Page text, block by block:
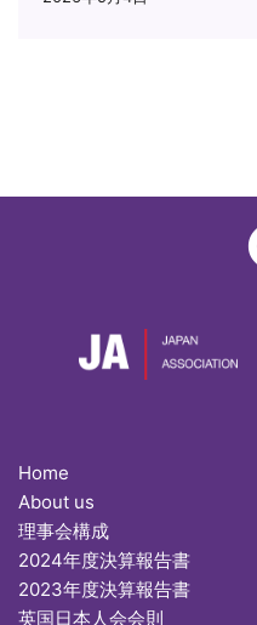
Home
About us
理事会構成
2024年度決算報告書
2023年度決算報告書
英国日本人会会則